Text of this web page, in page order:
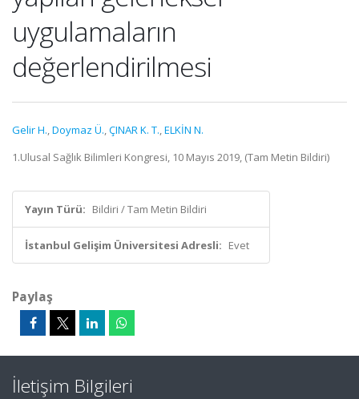
uygulamaların
değerlendirilmesi
Gelir H.,Doymaz Ü.,ÇINAR K. T.,ELKİN N.
1.Ulusal Sağlık Bilimleri Kongresi, 10 Mayıs 2019, (Tam Metin Bildiri)
Yayın Türü: Bildiri / Tam Metin Bildiri
İstanbul Gelişim Üniversitesi Adresli: Evet
Paylaş
İletişim Bilgileri